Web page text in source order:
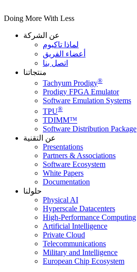
Doing More With Less
عن الشركة
لماذا تاكيوم
أعضاء الفريق
اتصل بنا
منتجاتنا
Tachyum Prodigy®
Prodigy FPGA Emulator
Software Emulation Systems
TPU®
TDIMM™
Software Distribution Package
عن التقنية
Presentations
Partners & Associations
Software Ecosystem
White Papers
Documentation
حلولنا
Physical AI
Hyperscale Datacenters
High-Performance Computing
Artificial Intelligence
Private Cloud
Telecommunications
Military and Intelligence
European Chip Ecosystem